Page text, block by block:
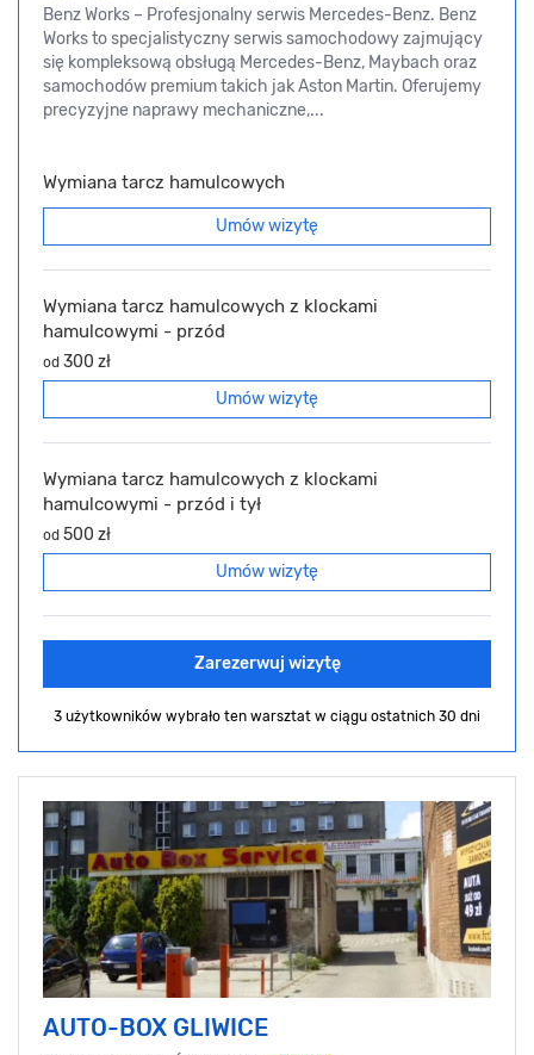
Benz Works – Profesjonalny serwis Mercedes-Benz. Benz
Works to specjalistyczny serwis samochodowy zajmujący
się kompleksową obsługą Mercedes-Benz, Maybach oraz
samochodów premium takich jak Aston Martin. Oferujemy
precyzyjne naprawy mechaniczne,...
Wymiana tarcz hamulcowych
Umów wizytę
Wymiana tarcz hamulcowych z klockami
hamulcowymi - przód
od 300 zł
Umów wizytę
Wymiana tarcz hamulcowych z klockami
hamulcowymi - przód i tył
od 500 zł
Umów wizytę
Zarezerwuj wizytę
3 użytkowników wybrało ten warsztat w ciągu ostatnich 30 dni
AUTO-BOX GLIWICE